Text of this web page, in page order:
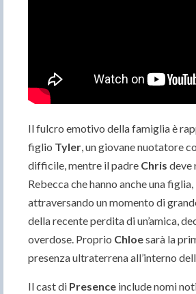
Il fulcro emotivo della famiglia è
figlio Tyler, un giovane nuotatore
difficile, mentre il padre Chris deve
Rebecca che hanno anche una figlia,
attraversando un momento di
della recente perdita di un’amica,
overdose. Proprio Chloesarà la
presenza ultraterrena all’interno
Il cast di Presence include nomi